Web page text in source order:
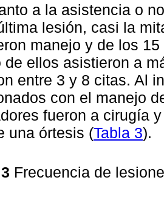
a la asistencia o
lesión, casi la
manejo y de los
de ellos asistieron a
entre 3 y 8 citas. Al
con el manejo
fueron a cirugía
una órtesis (Tabla 3).
Frecuencia de